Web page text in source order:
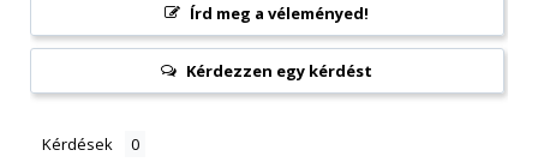
Írd meg a véleményed!
Kérdezzen egy kérdést
Kérdések